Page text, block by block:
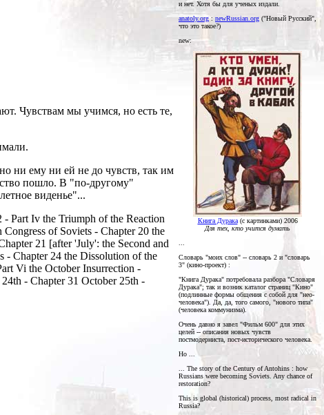
и нет. Хотя бы для ученых издали.
anatoly.org: newRussian.org ("Новый Русский",
что это такое?)
new:
Книга Дурака(с картинками) 2006
Для тех, кто учится думать
Словарь "моих слов" -- словарь 2 и "словарь
3" (кино-проект) :
"Книга Дурака" потребовала разбора "Словаря
Дурака"; так и возник каталог страниц "Кино"
(подлинные формы общения с собой для "нео-
человека"). Да, да, того самого, "нового типа"
(человека коммунизма).
Очень давно я завел "Фильм 600" для этих
целей -- описания новых чувств
постмодерниста, пост-исторического человека.
Но ...
... The story of the Century of Antohins : how
Russians were becoming Soviets. Any chance of
restoration?
This is global (historical) process, most radical in
Russia?
Чувствам мы учимся, но есть те,
ни ему ни ей не до чувств, так им
пошло. В "по-другому"
виденье"...
Part Iv the Triumph of the Reaction
of Soviets - Chapter 20 the
21 [after 'July': the Second and
- Chapter 24 the Dissolution of the
Vi the October Insurrection -
- Chapter 31 October 25th -